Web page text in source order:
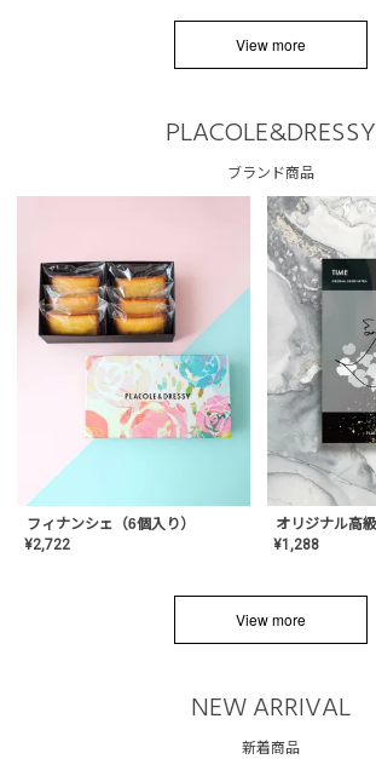
View more
PLACOLE&DRESSY
ブランド商品
フィナンシェ（6個入り）
¥2,722 ¥1,288
View more
NEW ARRIVAL
新着商品